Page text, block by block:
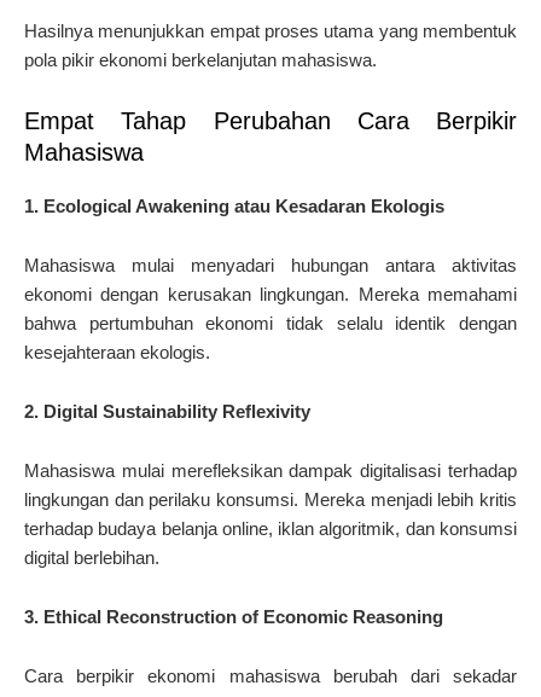
Hasilnya menunjukkan empat proses utama yang membentuk
pola pikir ekonomi berkelanjutan mahasiswa.
Empat Tahap Perubahan Cara Berpikir
Mahasiswa
1. Ecological Awakening atau Kesadaran Ekologis
Mahasiswa mulai menyadari hubungan antara aktivitas
ekonomi dengan kerusakan lingkungan. Mereka memahami
bahwa pertumbuhan ekonomi tidak selalu identik dengan
kesejahteraan ekologis.
2. Digital Sustainability Reflexivity
Mahasiswa mulai merefleksikan dampak digitalisasi terhadap
lingkungan dan perilaku konsumsi. Mereka menjadi lebih kritis
terhadap budaya belanja online, iklan algoritmik, dan konsumsi
digital berlebihan.
3. Ethical Reconstruction of Economic Reasoning
Cara berpikir ekonomi mahasiswa berubah dari sekadar